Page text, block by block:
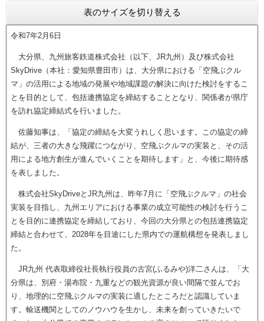
表のサイズを切り替える
令和7年2月6日
大分県、九州旅客鉄道株式会社（以下、JR九州）及び株式会社
SkyDrive（本社：愛知県豊田市）は、大分県における「空飛ぶクル
マ」の活用による地域の発展や地域課題の解決に向けた検討をするこ
とを目的として、包括連携協定を締結することとなり、関係者が県庁
を訪れ協定締結式を行いました。
佐藤知事は、「協定の締結を大変うれしく思います。この協定の締
結が、三者の大きな飛躍につながり、空飛ぶクルマの実装と、その活
用による地方創生が進んでいくことを期待します」と、今後に期待感
を表しました。
株式会社SkyDriveとJR九州は、昨年7月に「空飛ぶクルマ」の社会
実装を目指し、九州エリアにおける事業の成立可能性の検討を行うこ
とを目的に連携協定を締結しており、今回の大分県との包括連携協定
締結と合わせて、2028年を目途にした県内での運航構想を発表しまし
た。
JR九州 代表取締役社長執行役員の古宮(ふるみや)洋二さんは、「大
分県は、別府・湯布院・九重などの観光資源が良い間隔で並んでお
り、地理的に空飛ぶクルマの実装に適したところだと認識していま
す。輸送機関としてのノウハウを生かし、未来を創っていきたいで